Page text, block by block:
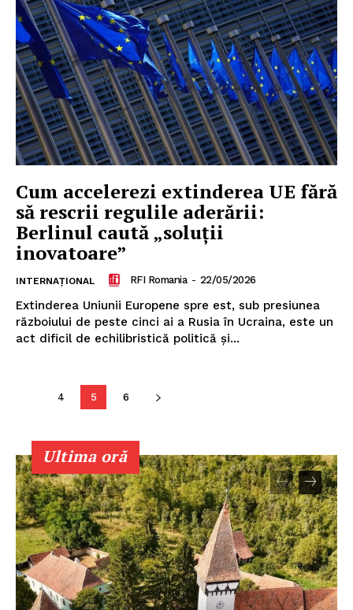
Contact
Cum accelerezi extinderea UE fără
să rescrii regulile aderării:
Berlinul caută „soluții
inovatoare”
INTERNAȚIONAL RFI Romania - 22/05/2026
Extinderea Uniunii Europene spre est, sub presiunea
războiului de peste cinci ai a Rusia în Ucraina, este un
act dificil de echilibristică politică și...
4 5 6
Ultima oră